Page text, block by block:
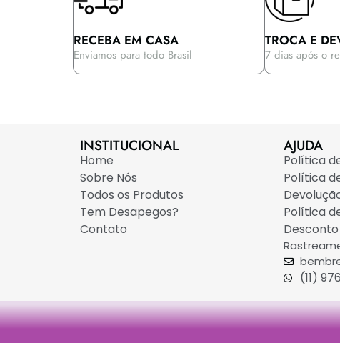
RECEBA EM CASA
Enviamos para todo Brasil
TROCA E
7 dias após o
INSTITUCIONAL
Home
Sobre Nós
Todos os Produtos
Tem Desapegos?
Contato
AJUDA
Política
Política
Política
Desconto
(11)